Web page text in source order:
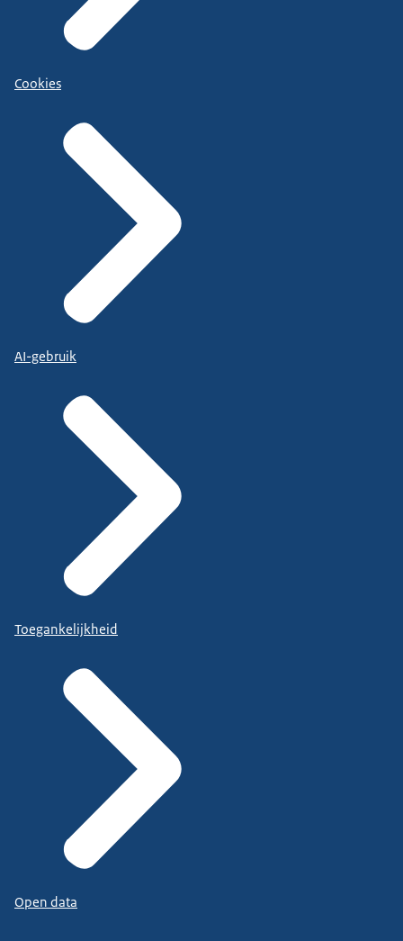
Cookies
AI-gebruik
Toegankelijkheid
Open data